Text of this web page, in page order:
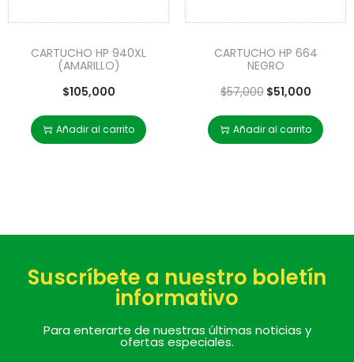
CARTUCHO HP 940XL
(AMARILLO)
$105,000
Añadir al carrito
CARTUCHO HP 664
NEGRO
$57,000 $51,000
Añadir al carrito
Suscríbete a nuestro boletín
informativo
Para enterarte de nuestras últimas noticias y
ofertas especiales.